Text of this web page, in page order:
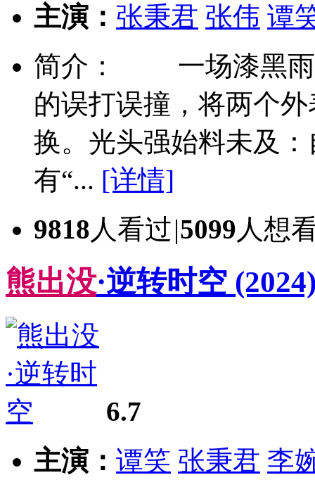
主演： 张秉君 张伟 谭
简介： 一场漆黑雨
的误打误撞，将两个
换。光头强始料未及
有“... [详情]
9818 人看过|5099 人想
熊出没·逆转时空
6.7
主演： 谭笑 张秉君 李